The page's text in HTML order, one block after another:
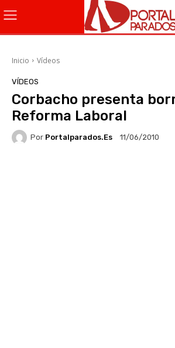
Inicio Vídeos
VÍDEOS
Corbacho presenta
Reforma Laboral
Por Portalparados.es 11/06/2010